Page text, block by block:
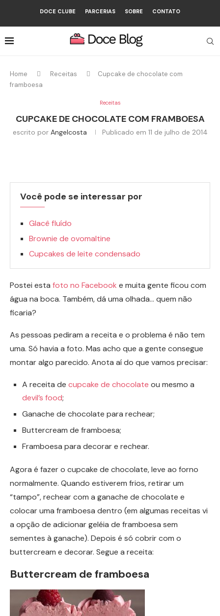
DOCE CLUBE PARCERIAS SOBRE CONTATO
Home Receitas
Cupcake de chocolate com
framboesa
Receitas
CUPCAKE DE CHOCOLATE COM FRAMBOESA
escrito por Angelcosta Publicado em 11 de julho de 2014
Você pode se interessar por
Glacê fluído
Brownie de ovomaltine
Cupcakes de leite condensado
Postei esta foto no Facebook e muita gente ficou com
água na boca. Também, dá uma olhada… quem não
ficaria?
As pessoas pediram a receita e o problema é não tem
uma. Só havia a foto. Mas acho que a gente consegue
montar algo parecido. Anota aí do que vamos precisar:
A receita de cupcake de chocolate ou mesmo a
devil’s food;
Ganache de chocolate para rechear;
Buttercream de framboesa;
Framboesa para decorar e rechear.
Agora é fazer o cupcake de chocolate, leve ao forno
normalmente. Quando estiverem frios, retirar um
“tampo”, rechear com a ganache de chocolate e
colocar uma framboesa dentro (em algumas receitas vi
a opção de adicionar geléia de framboesa sem
sementes à ganache). Depois é só cobrir com o
buttercream e decorar. Segue a receita:
Buttercream de framboesa